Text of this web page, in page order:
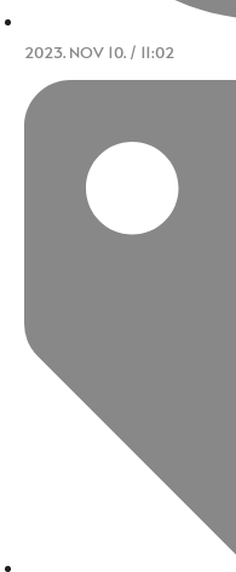
2023. NOV 10. / 11:02